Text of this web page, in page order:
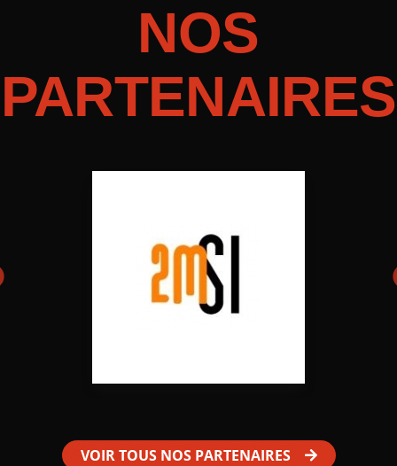
NOS
PARTENAIRES
VOIR TOUS NOS PARTENAIRES